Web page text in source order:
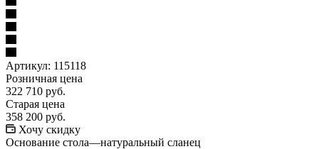
Артикул: 115118
Розничная цена
322 710 руб.
Старая цена
358 200 руб.
Хочу скидку
Основание стола—натуральный сланец